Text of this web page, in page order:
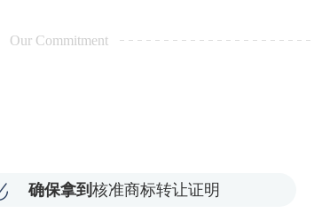
Our Commitment
确保拿到 核准商标转让证明